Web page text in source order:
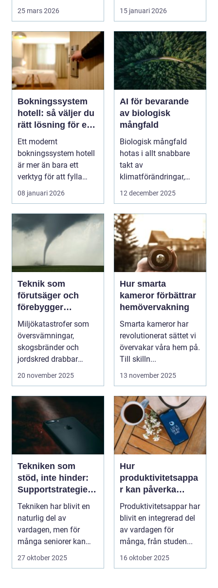
söker mer än b...
25 mars 2026
röntgenutrustning och
15 januari 2026
Bokningssystem
hotell: så väljer du
rätt lösning för en
modern
gästupplevelse
Ett modernt
bokningssystem hotell
är mer än bara ett
verktyg för att fylla
rum. F&oum...
08 januari 2026
AI för bevarande
av biologisk
mångfald
Biologisk mångfald
hotas i allt snabbare
takt av
klimatförändringar,
habitatför...
12 december 2025
Teknik som
förutsäger och
förebygger
miljökatastrofer i
realtid
Miljökatastrofer som
översvämningar,
skogsbränder och
jordskred drabbar
miljonta...
20 november 2025
Hur smarta
kameror förbättrar
hemövervakning
Smarta kameror har
revolutionerat sättet vi
övervakar våra hem på.
Till skilln...
13 november 2025
Tekniken som
stöd, inte hinder:
Supportstrategier
för seniorer
Tekniken har blivit en
naturlig del av
vardagen, men för
många seniorer kan
smartphones, ...
27 oktober 2025
Hur
produktivitetsappa
r kan påverka
mental hälsa –
både positivt och
negativt
Produktivitetsappar har
blivit en integrerad del
av vardagen för
många, från studen...
16 oktober 2025